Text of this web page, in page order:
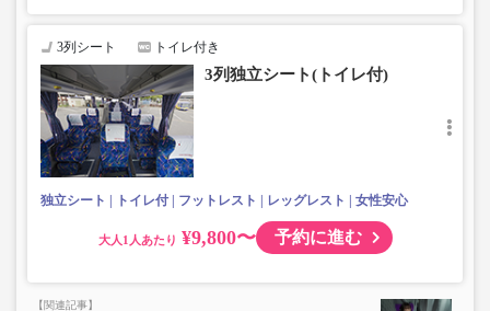
3列シート トイレ付き
3列独立シート(トイレ付)
独立シート トイレ付 フットレスト レッグレスト 女性安心
大人 ¥9,800〜 予約に進む